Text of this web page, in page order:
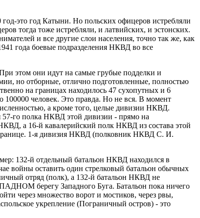
это год Катыни. Но польских офицеров истребляли
тогда тоже истребляли, и латвийских, и эстонских.
и все другие слои населения, точно так же, как
года боевые подразделения НКВД во все
этом они идут на самые грубые подделки и
но отборные, отлично подготовленные, полностью
на границах находилось 47 сухопутных и 6
человек. Это правда. Но не вся. В момент
а кроме того, целые дивизии НКВД.
го полка НКВД этой дивизии - прямо на
а 16-й кавалерийский полк НКВД из состава этой
границе. 1-я дивизия НКВД (полковник НКВД С. И.
132-й отдельный батальон НКВД находился в
войны оставить один стрелковый батальон обычных
отряд (полк), а 132-й батальон НКВД не
берегу Западного Буга. Батальон пока ничего
через множество ворот и мостиков, через рвы,
укрепление (Пограничный остров) - это